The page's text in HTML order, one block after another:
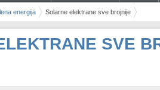
energija Solarne elektrane sve brojnije
SVE